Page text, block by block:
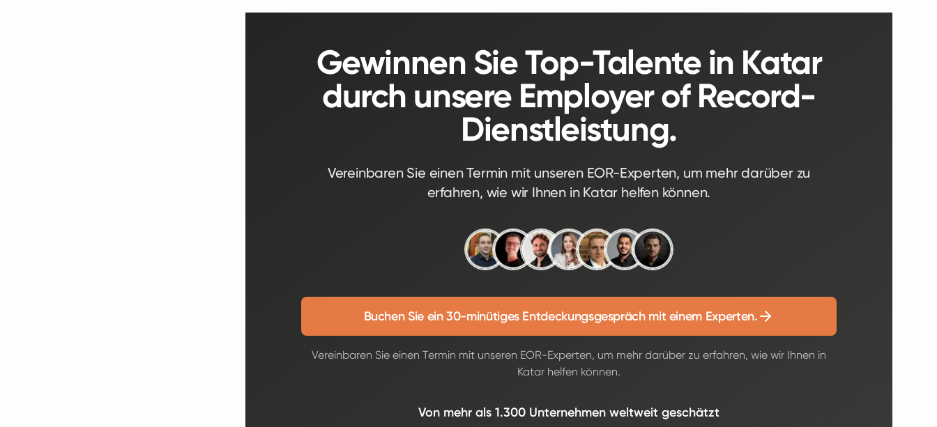
Gewinnen Sie Top-Talente in Katar
durch unsere Employer of Record-
Dienstleistung.
Vereinbaren Sie einen Termin mit unseren EOR-Experten, um mehr darüber zu
erfahren, wie wir Ihnen in Katar helfen können.
Buchen Sie ein 30-minütiges Entdeckungsgespräch mit einem Experten.
Vereinbaren Sie einen Termin mit unseren EOR-Experten, um mehr darüber zu erfahren, wie wir Ihnen in
Katar helfen können.
Von mehr als 1.300 Unternehmen weltweit geschätzt